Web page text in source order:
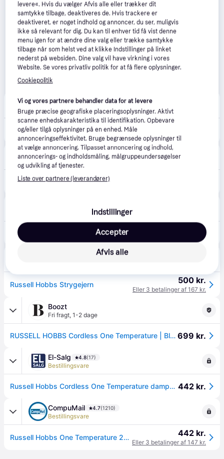
Proshop.dk 4.8(1280)
39 kr. fragt,1 dag
Russell Hobbs Dampstrygejern One Temperature
Eller 3 betalinger af 125 kr.
CS MEGASTORE 4.5(1861)
39 kr. fragt,4-5 dage
1-4 dage
450 kr.
Russell Hobbs Strygejern 500 kr.
Eller 3 betalinger af 167 kr.
Boozt
Fri fragt, 1-2 dage
RUSSELL HOBBS Cordless One Temperature | Blue | 15.8X33.5X10.9 cm 699 kr.
El-Salg 4.8(17)
Bestillingsvare
Russell Hobbs Cordless One Temperature dampstrygejern. 442 kr.
CompuMail 4.7(1210)
Bestillingsvare
Russell Hobbs One Temperature 26020-56 Dampstrygejern 2600W Sort Blå Hvid --> På fjernlager, levevering hos dig 19-08-2026 442 kr.
Eller 3 betalinger af 147 kr.
levere«. Hvis du vælger Afvis alle eller trækker dit
samtykke tilbage, deaktiveres de. Hvis trackere er
deaktiveret, er noget indhold og annoncer, du ser, muligvis
ikke så relevant for dig. Du kan til enhver tid få vist denne
menu igen for at ændre dine valg eller trække samtykke
tilbage når som helst ved at klikke Indstillinger på linket
nederst på websiden. Dine valg vil have virkning i vores
Website. Se vores privatliv politik for at få flere oplysninger.
Cookiepolitik
Vi og vores partnere behandler data for at levere
Bruge præcise geografiske placeringsoplysninger. Aktivt
scanne enhedskarakteristika til identifikation. Opbevare
og/eller tilgå oplysninger på en enhed. Måle
annonceringseffektivitet. Bruge begrænsede oplysninger til
at vælge annoncering. Tilpasset annoncering og indhold,
annoncerings- og indholdsmåling, målgruppeundersøgelser
og udvikling af tjenester.
Liste over partnere (leverandører)
Indstillinger
Afvis alle
Accepter